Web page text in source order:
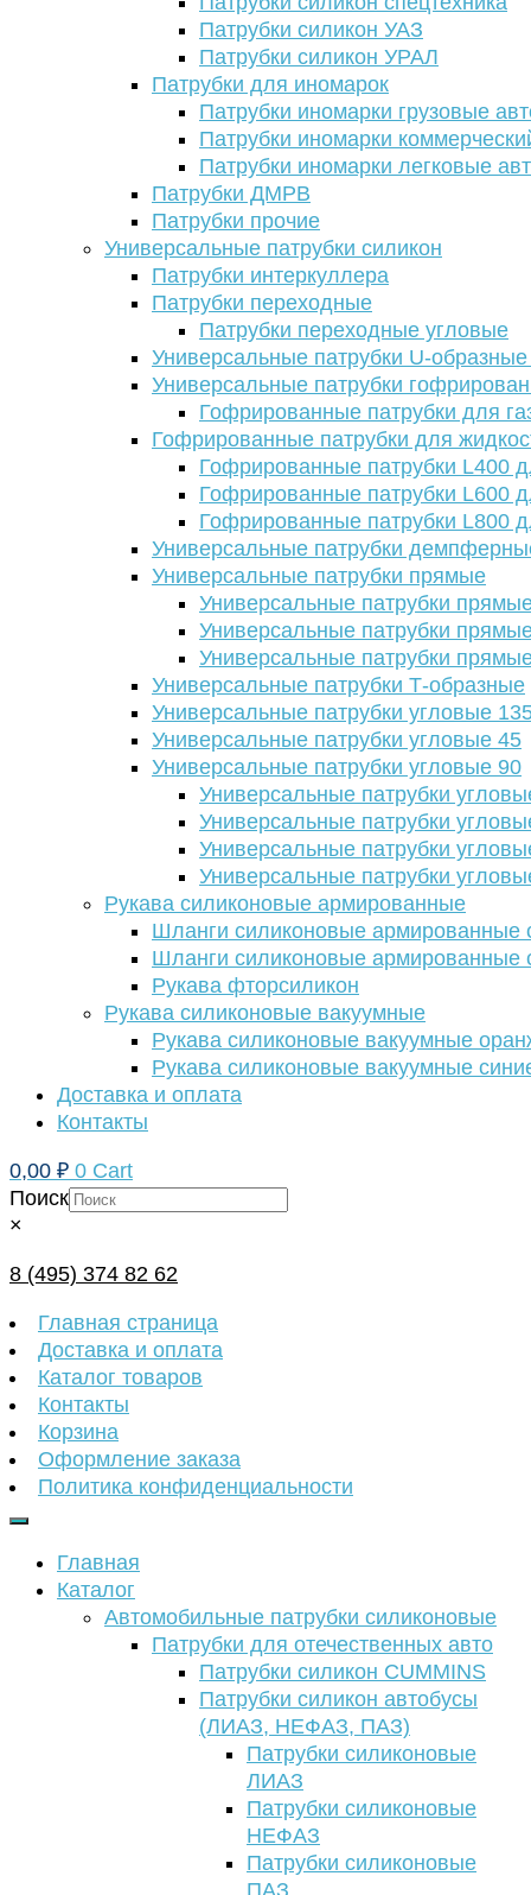
Патрубки силикон УАЗ
Патрубки силикон УРАЛ
Патрубки для иномарок
Патрубки иномарки грузовые
Патрубки иномарки
Патрубки иномарки легковые
Патрубки ДМРВ
Патрубки прочие
Универсальные патрубки силикон
Патрубки интеркуллера
Патрубки переходные
Патрубки переходные угловые
Универсальные патрубки U-
Универсальные патрубки
Гофрированные патрубки для
Гофрированные патрубки для
Гофрированные патрубки L400
Гофрированные патрубки L600
Гофрированные патрубки L800
Универсальные патрубки
Универсальные патрубки прямые
Универсальные патрубки
Универсальные патрубки
Универсальные патрубки
Универсальные патрубки Т-образные
Универсальные патрубки угловые
Универсальные патрубки угловые 45
Универсальные патрубки угловые 90
Универсальные патрубки
Универсальные патрубки
Универсальные патрубки
Универсальные патрубки
Рукава силиконовые армированные
Шланги силиконовые армированные
Шланги силиконовые армированные
Рукава фторсиликон
Рукава силиконовые вакуумные
Рукава силиконовые вакуумные
Рукава силиконовые вакуумные
Доставка и оплата
Контакты
0,00 ₽ 0 Cart
Поиск
×
8 (495) 374 82 62
Главная страница
Доставка и оплата
Каталог товаров
Контакты
Корзина
Оформление заказа
Политика конфиденциальности
Главная
Каталог
Автомобильные патрубки силиконовые
Патрубки для отечественных авто
Патрубки силикон CUMMINS
Патрубки силикон автобусы
(ЛИАЗ, НЕФАЗ, ПАЗ)
Патрубки силиконовые
ЛИАЗ
Патрубки силиконовые
НЕФАЗ
Патрубки силиконовые
ПАЗ